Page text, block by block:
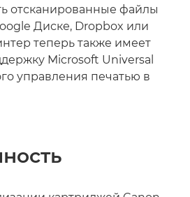
отсканированные файлы
Диске, Dropbox или
теперь также имеет
Microsoft Universal
управления печатью в